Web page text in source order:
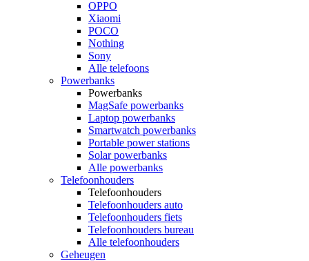
OPPO
Xiaomi
POCO
Nothing
Sony
Alle telefoons
Powerbanks
Powerbanks
MagSafe powerbanks
Laptop powerbanks
Smartwatch powerbanks
Portable power stations
Solar powerbanks
Alle powerbanks
Telefoonhouders
Telefoonhouders
Telefoonhouders auto
Telefoonhouders fiets
Telefoonhouders bureau
Alle telefoonhouders
Geheugen